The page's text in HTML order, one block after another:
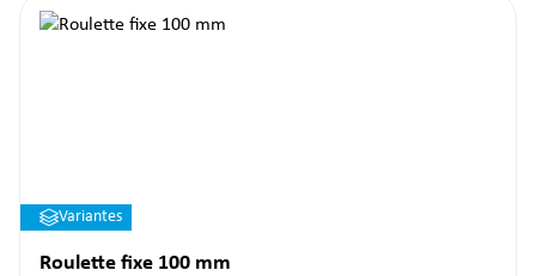
Variantes
Roulette fixe 100 mm